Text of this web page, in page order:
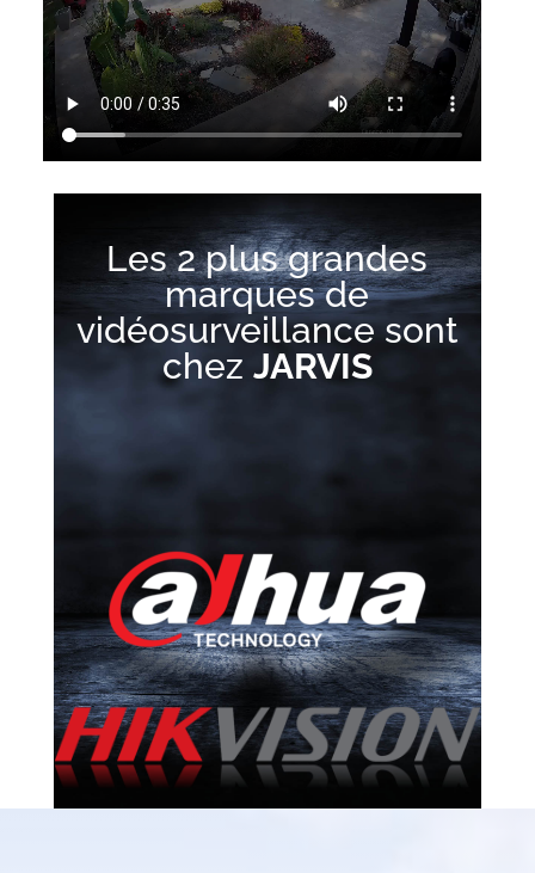
Les 2 plus grandes
marques de
vidéosurveillance sont
chez JARVIS